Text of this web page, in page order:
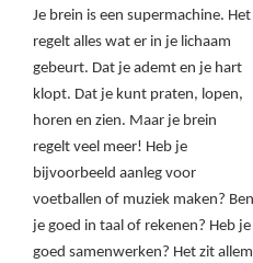
Je brein is een supermachine. Het
regelt alles wat er in je lichaam
gebeurt. Dat je ademt en je hart
klopt. Dat je kunt praten, lopen,
horen en zien. Maar je brein
regelt veel meer! Heb je
bijvoorbeeld aanleg voor
voetballen of muziek maken? Ben
je goed in taal of rekenen? Heb
goed samenwerken? Het zit